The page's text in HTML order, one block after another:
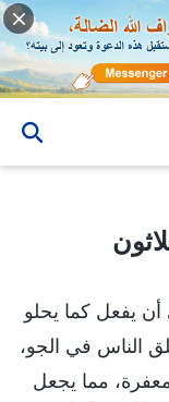
يفعل كما يحلو
الناس في الجو،
مما يجعل